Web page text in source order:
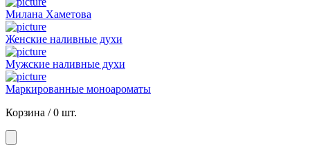
Милана Хаметова
Женские наливные духи
Мужские наливные духи
Маркированные моноароматы
Корзина /0 шт.